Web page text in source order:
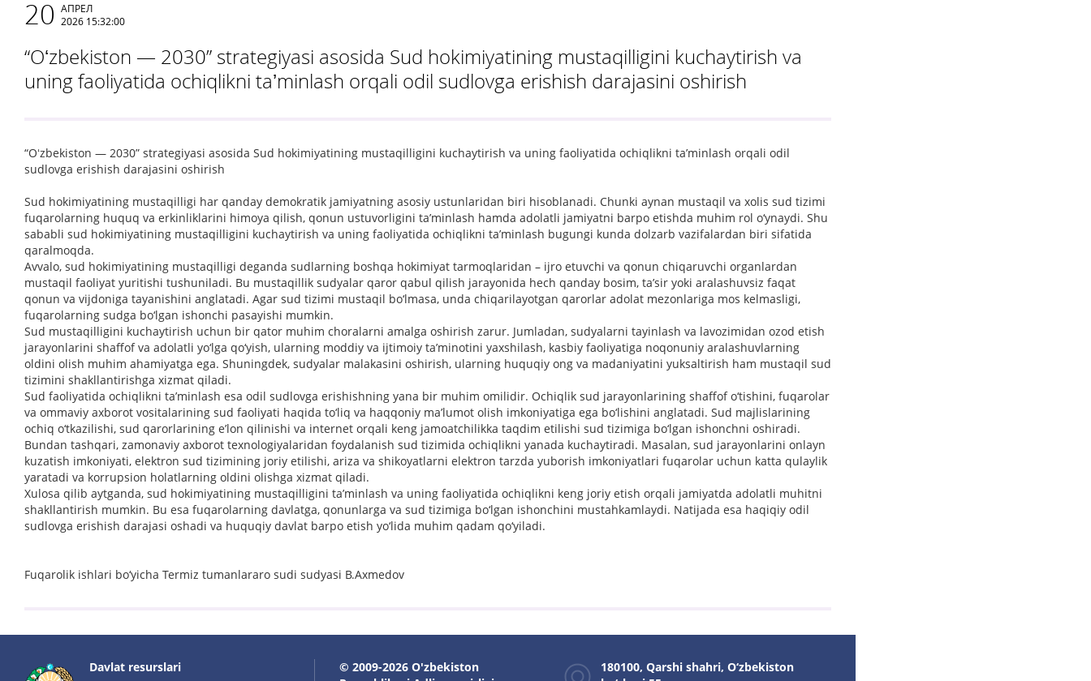
20 АПРЕЛ
2026 15:32:00
“Oʻzbekiston — 2030” strategiyasi asosida Sud hokimiyatining mustaqilligini kuchaytirish va
uning faoliyatida ochiqlikni taʼminlash orqali odil sudlovga erishish darajasini oshirish
“Oʻzbekiston — 2030” strategiyasi asosida Sud hokimiyatining mustaqilligini kuchaytirish va uning faoliyatida ochiqlikni taʼminlash orqali odil
sudlovga erishish darajasini oshirish
Sud hokimiyatining mustaqilligi har qanday demokratik jamiyatning asosiy ustunlaridan biri hisoblanadi. Chunki aynan mustaqil va xolis sud tizimi
fuqarolarning huquq va erkinliklarini himoya qilish, qonun ustuvorligini ta’minlash hamda adolatli jamiyatni barpo etishda muhim rol o‘ynaydi. Shu
sababli sud hokimiyatining mustaqilligini kuchaytirish va uning faoliyatida ochiqlikni ta’minlash bugungi kunda dolzarb vazifalardan biri sifatida
qaralmoqda.
Avvalo, sud hokimiyatining mustaqilligi deganda sudlarning boshqa hokimiyat tarmoqlaridan – ijro etuvchi va qonun chiqaruvchi organlardan
mustaqil faoliyat yuritishi tushuniladi. Bu mustaqillik sudyalar qaror qabul qilish jarayonida hech qanday bosim, ta’sir yoki aralashuvsiz faqat
qonun va vijdoniga tayanishini anglatadi. Agar sud tizimi mustaqil bo‘lmasa, unda chiqarilayotgan qarorlar adolat mezonlariga mos kelmasligi,
fuqarolarning sudga bo‘lgan ishonchi pasayishi mumkin.
Sud mustaqilligini kuchaytirish uchun bir qator muhim choralarni amalga oshirish zarur. Jumladan, sudyalarni tayinlash va lavozimidan ozod etish
jarayonlarini shaffof va adolatli yo‘lga qo‘yish, ularning moddiy va ijtimoiy ta’minotini yaxshilash, kasbiy faoliyatiga noqonuniy aralashuvlarning
oldini olish muhim ahamiyatga ega. Shuningdek, sudyalar malakasini oshirish, ularning huquqiy ong va madaniyatini yuksaltirish ham mustaqil sud
tizimini shakllantirishga xizmat qiladi.
Sud faoliyatida ochiqlikni ta’minlash esa odil sudlovga erishishning yana bir muhim omilidir. Ochiqlik sud jarayonlarining shaffof o‘tishini, fuqarolar
va ommaviy axborot vositalarining sud faoliyati haqida to‘liq va haqqoniy ma’lumot olish imkoniyatiga ega bo‘lishini anglatadi. Sud majlislarining
ochiq o‘tkazilishi, sud qarorlarining e’lon qilinishi va internet orqali keng jamoatchilikka taqdim etilishi sud tizimiga bo‘lgan ishonchni oshiradi.
Bundan tashqari, zamonaviy axborot texnologiyalaridan foydalanish sud tizimida ochiqlikni yanada kuchaytiradi. Masalan, sud jarayonlarini onlayn
kuzatish imkoniyati, elektron sud tizimining joriy etilishi, ariza va shikoyatlarni elektron tarzda yuborish imkoniyatlari fuqarolar uchun katta qulaylik
yaratadi va korrupsion holatlarning oldini olishga xizmat qiladi.
Xulosa qilib aytganda, sud hokimiyatining mustaqilligini ta’minlash va uning faoliyatida ochiqlikni keng joriy etish orqali jamiyatda adolatli muhitni
shakllantirish mumkin. Bu esa fuqarolarning davlatga, qonunlarga va sud tizimiga bo‘lgan ishonchini mustahkamlaydi. Natijada esa haqiqiy odil
sudlovga erishish darajasi oshadi va huquqiy davlat barpo etish yo‘lida muhim qadam qo‘yiladi.
Fuqarolik ishlari bo‘yicha Termiz tumanlararo sudi sudyasi B.Axmedov
Davlat resurslari
© 2009-2026 O'zbekiston
180100, Qarshi shahri, O‘zbekiston